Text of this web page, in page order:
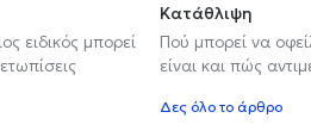
ειδικός μπορεί
Κατάθλιψη
Πού μπορεί να
είναι και πώς
Δες όλο το άρθρο